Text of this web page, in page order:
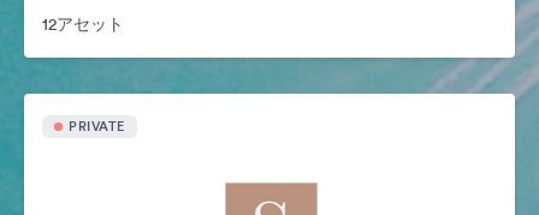
12アセット
PRIVATE